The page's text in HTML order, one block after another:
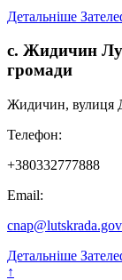
Детальніше
с. Жидичин
громади
Жидичин, вулиця
Телефон:
+380332777888
Email:
Детальніше
↑